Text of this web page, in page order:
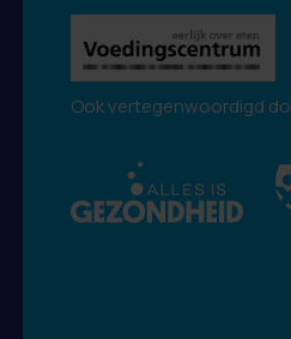
Ook vertegenwoordigd